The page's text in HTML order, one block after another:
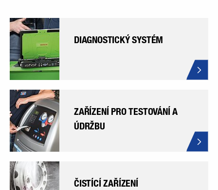
DIAGNOSTICKÝ SYSTÉM
ZAŘÍZENÍ PRO TESTOVÁNÍ A
ÚDRŽBU
ČISTÍCÍ ZAŘÍZENÍ